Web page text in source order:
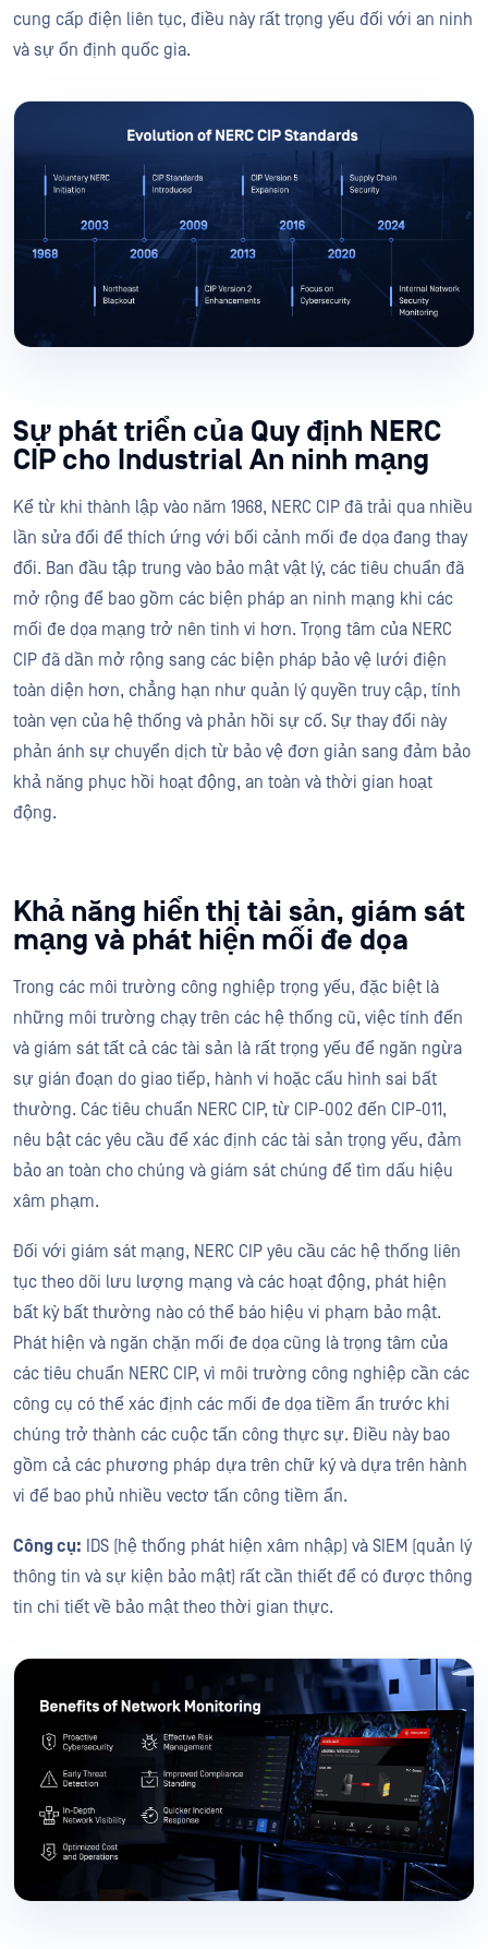
cung cấp điện liên tục, điều này rất trọng yếu đối với an ninh
và sự ổn định quốc gia.
Sự phát triển của Quy định NERC
CIP cho Industrial An ninh mạng
Kể từ khi thành lập vào năm 1968, NERC CIP đã trải qua nhiều
lần sửa đổi để thích ứng với bối cảnh mối đe dọa đang thay
đổi. Ban đầu tập trung vào bảo mật vật lý, các tiêu chuẩn đã
mở rộng để bao gồm các biện pháp an ninh mạng khi các
mối đe dọa mạng trở nên tinh vi hơn. Trọng tâm của NERC
CIP đã dần mở rộng sang các biện pháp bảo vệ lưới điện
toàn diện hơn, chẳng hạn như quản lý quyền truy cập, tính
toàn vẹn của hệ thống và phản hồi sự cố. Sự thay đổi này
phản ánh sự chuyển dịch từ bảo vệ đơn giản sang đảm bảo
khả năng phục hồi hoạt động, an toàn và thời gian hoạt
động.
Khả năng hiển thị tài sản, giám sát
mạng và phát hiện mối đe dọa
Trong các môi trường công nghiệp trọng yếu, đặc biệt là
những môi trường chạy trên các hệ thống cũ, việc tính đến
và giám sát tất cả các tài sản là rất trọng yếu để ngăn ngừa
sự gián đoạn do giao tiếp, hành vi hoặc cấu hình sai bất
thường. Các tiêu chuẩn NERC CIP, từ CIP-002 đến CIP-011,
nêu bật các yêu cầu để xác định các tài sản trọng yếu, đảm
bảo an toàn cho chúng và giám sát chúng để tìm dấu hiệu
xâm phạm.
Đối với giám sát mạng, NERC CIP yêu cầu các hệ thống liên
tục theo dõi lưu lượng mạng và các hoạt động, phát hiện
bất kỳ bất thường nào có thể báo hiệu vi phạm bảo mật.
Phát hiện và ngăn chặn mối đe dọa cũng là trọng tâm của
các tiêu chuẩn NERC CIP, vì môi trường công nghiệp cần các
công cụ có thể xác định các mối đe dọa tiềm ẩn trước khi
chúng trở thành các cuộc tấn công thực sự. Điều này bao
gồm cả các phương pháp dựa trên chữ ký và dựa trên hành
vi để bao phủ nhiều vectơ tấn công tiềm ẩn.
Công cụ: IDS (hệ thống phát hiện xâm nhập) và SIEM (quản lý
thông tin và sự kiện bảo mật) rất cần thiết để có được thông
tin chi tiết về bảo mật theo thời gian thực.